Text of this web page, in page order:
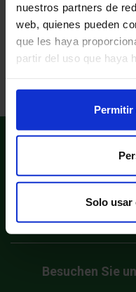
nuestros partners de
web, quienes pueden
que les haya
partir del uso que haya
Permitir
Solo usar
Produktinformationen
Services und rechtliche
Besuchen Sie